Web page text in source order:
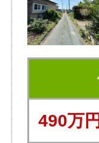
490万円